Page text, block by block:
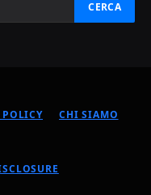
POLICY CHI SIAMO